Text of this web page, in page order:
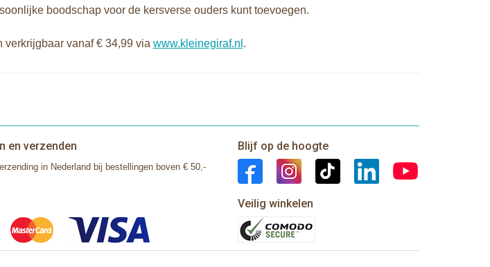
boodschap voor de kersverse ouders kunt toevoegen.
vanaf € 34,99 via www.kleinegiraf.nl .
en verzenden
in Nederland bij bestellingen boven € 50,-
Blijf op de hoogte
Veilig winkelen